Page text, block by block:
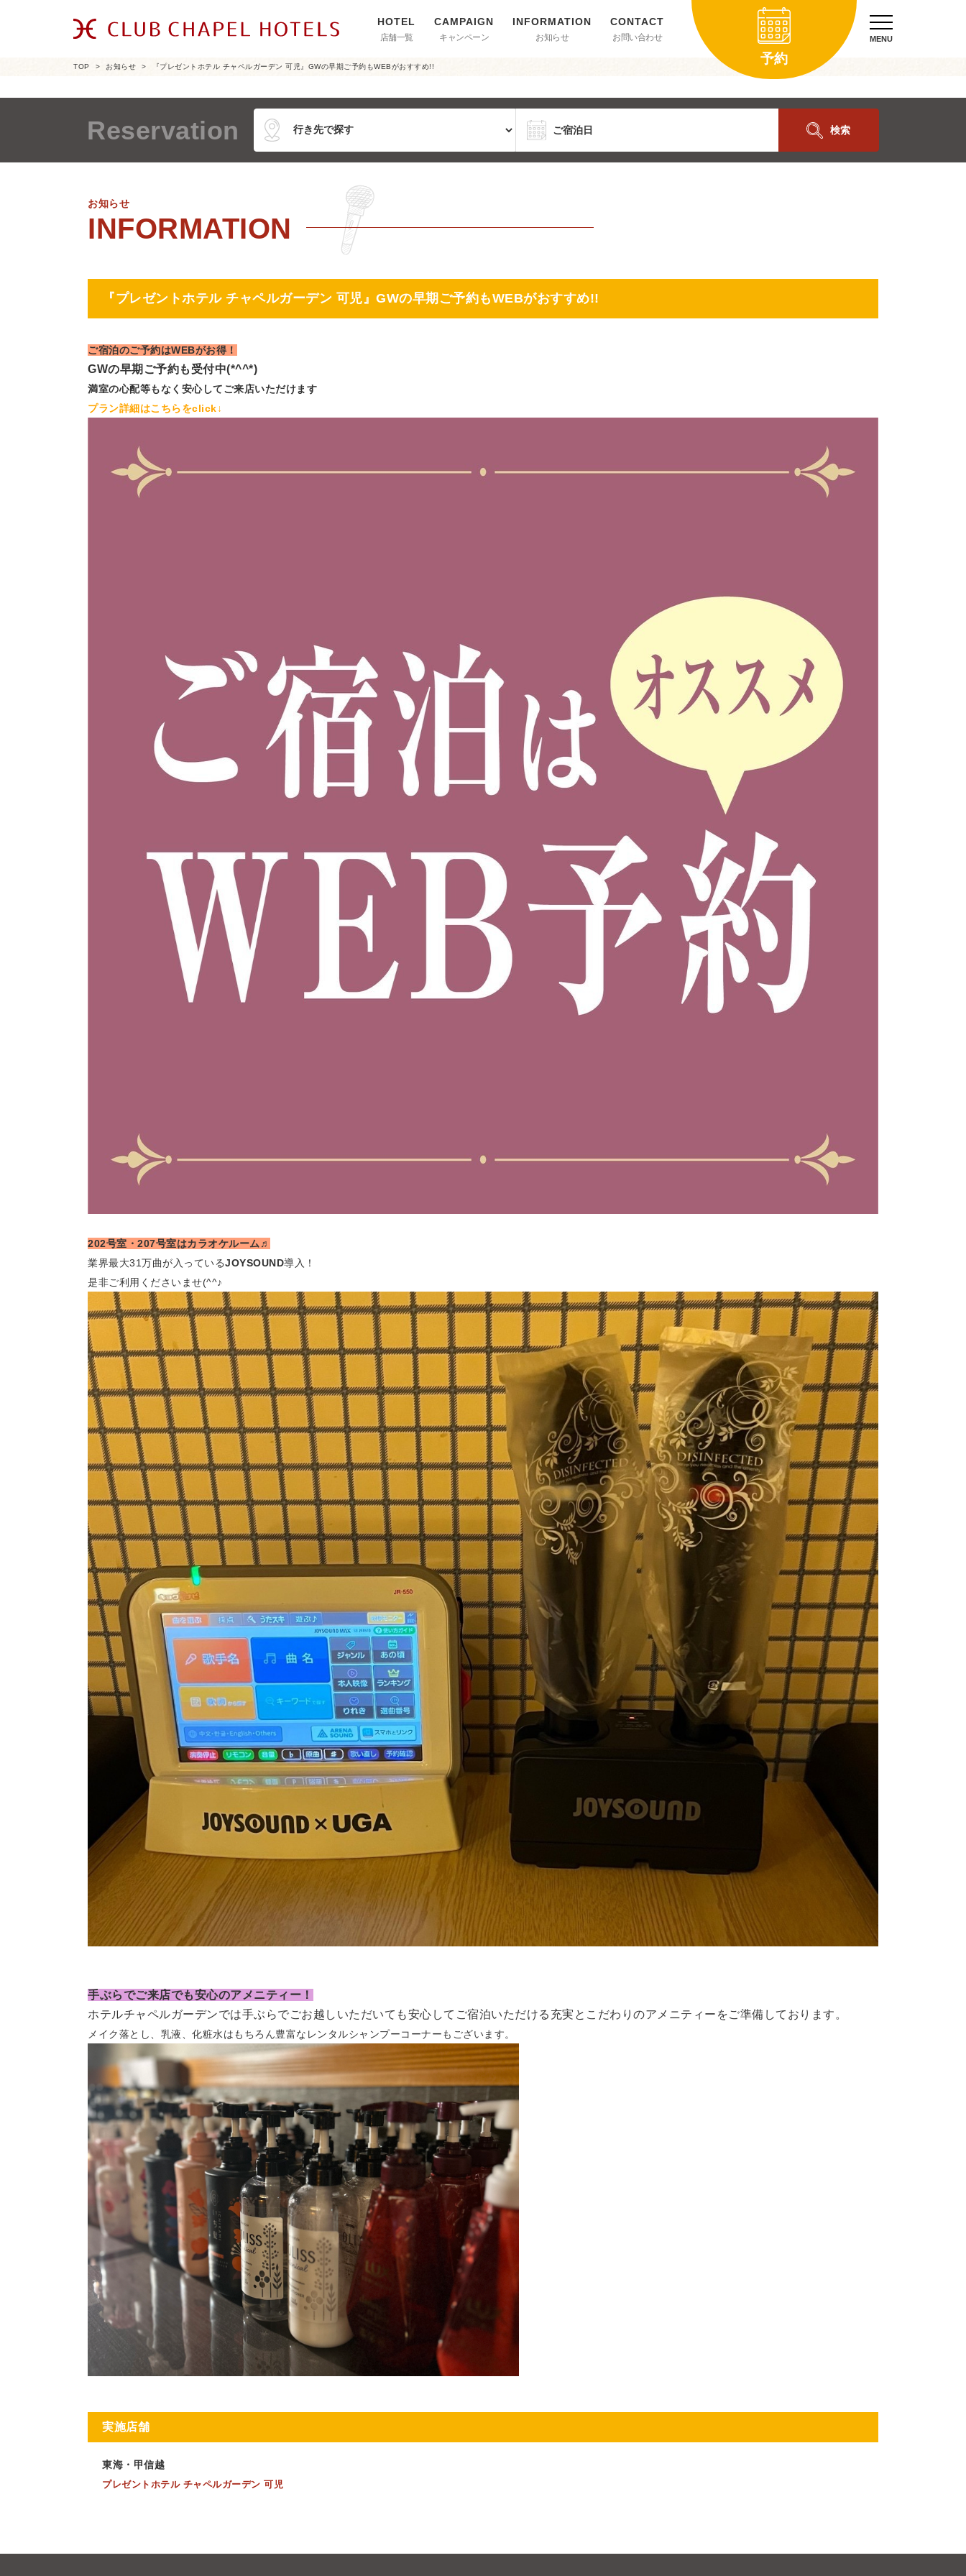
店舗一覧 キャンペーン お知らせ お問い合わせ
予約
MENU
TOP お知らせ 『プレゼントホテル チャペルガーデン 可児』GWの早期ご予約もWEBがおすすめ!!
Reservation 検索
お知らせ
『プレゼントホテル チャペルガーデン 可児』GWの早期ご予約もWEBがおすすめ!!
ご宿泊のご予約はWEBがお得！
GWの早期ご予約も受付中(*^^*)
満室の心配等もなく安心してご来店いただけます
プラン詳細はこちらをclick↓
202号室・207号室はカラオケルーム♬
業界最大31万曲が入っているJOYSOUND導入！
是非ご利用くださいませ(^^♪
手ぶらでご来店でも安心のアメニティー！
ホテルチャペルガーデンでは手ぶらでごお越しいただいても安心してご宿泊いただける 充実とこだわり のアメニティーをご準備しております。
メイク落とし、乳液、化粧水はもちろん豊富なレンタルシャンプーコーナーもございます。
実施店舗
東海・甲信越
プレゼントホテル チャペルガーデン 可児